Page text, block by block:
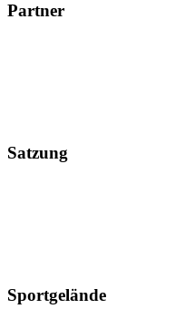
Partner
Satzung
Sportgelände